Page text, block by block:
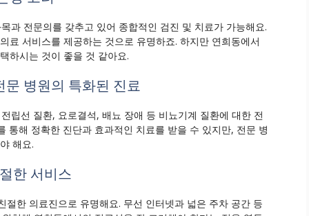
과 전문의를 갖추고 있어 종합적인 검진 및 치료가 가능해요.
료 서비스를 제공하는 것으로 유명하죠. 하지만 연희동에서
하시는 것이 좋을 것 같아요.
병원의 특화된 진료
립선 질환, 요로결석, 배뇨 장애 등 비뇨기계 질환에 대한 전
통해 정확한 진단과 효과적인 치료를 받을 수 있지만, 전문 병
해요.
한 서비스
한 의료진으로 유명해요. 무선 인터넷과 넓은 주차 공간 등